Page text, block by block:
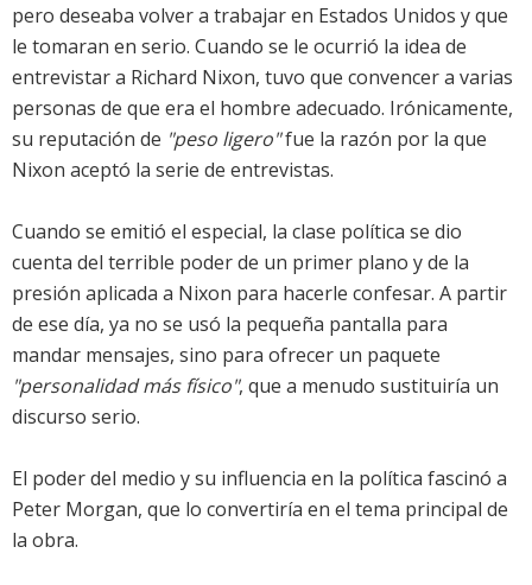
pero deseaba volver a trabajar en Estados Unidos y que
le tomaran en serio. Cuando se le ocurrió la idea de
entrevistar a Richard Nixon, tuvo que convencer a varias
personas de que era el hombre adecuado. Irónicamente,
su reputación de "peso ligero"fue la razón por la que
Nixon aceptó la serie de entrevistas.
Cuando se emitió el especial, la clase política se dio
cuenta del terrible poder de un primer plano y de la
presión aplicada a Nixon para hacerle confesar. A partir
de ese día, ya no se usó la pequeña pantalla para
mandar mensajes, sino para ofrecer un paquete
"personalidad más físico", que a menudo sustituiría un
discurso serio.
El poder del medio y su influencia en la política fascinó a
Peter Morgan, que lo convertiría en el tema principal de
la obra.